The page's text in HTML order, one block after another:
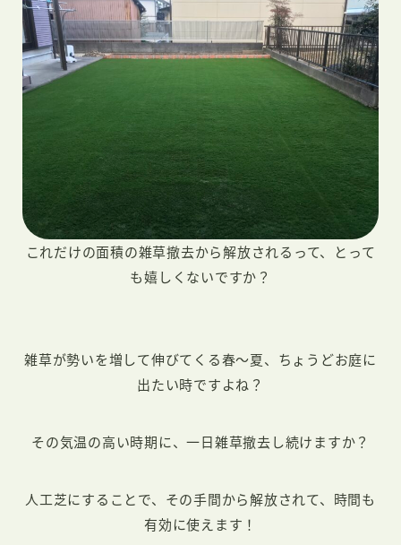
これだけの面積の雑草撤去から解放されるって、とって
も嬉しくないですか？
雑草が勢いを増して伸びてくる春～夏、ちょうどお庭に
出たい時ですよね？
その気温の高い時期に、一日雑草撤去し続けますか？
人工芝にすることで、その手間から解放されて、時間も
有効に使えます！